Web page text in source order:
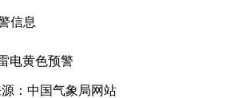
信息
电黄色预警
： 中国气象局网站